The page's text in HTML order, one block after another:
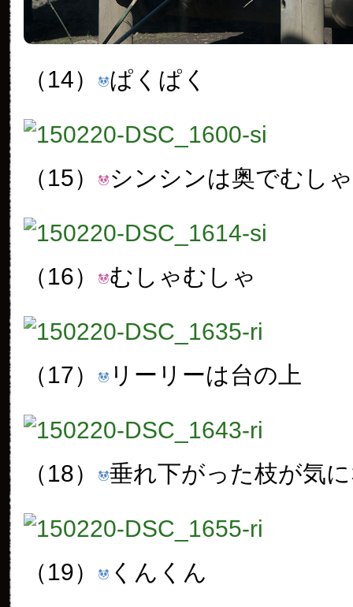
（14） ぱくぱく
（15） シンシンは奥でむし
（16） むしゃむしゃ
（17） リーリーは台の上
（18） 垂れ下がった枝が気
（19） くんくん